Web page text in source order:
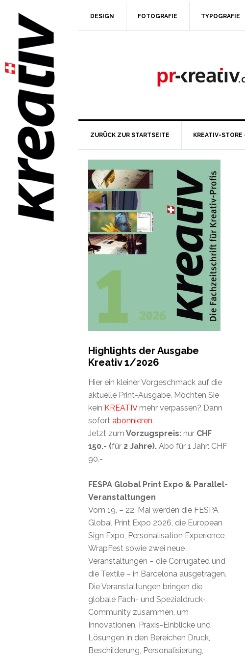
DESIGN FOTOGRAFIE TYPOGRAFIE
ZURÜCK ZUR STARTSEITE KREATIV-
Highlights der Ausgabe
Kreativ 1/2026
Hier ein kleiner Vorgeschmack auf die
aktuelle Print-Ausgabe. Möchten Sie
kein KREATIVmehr verpassen? Dann
sofort abonnieren.
Jetzt zum Vorzugspreis: nur CHF
150.- (für 2 Jahre). Abo für 1 Jahr: CHF
90.-
FESPA Global Print Expo & Parallel-
Veranstaltungen
Vom 19. – 22. Mai werden die FESPA
Global Print Expo 2026, die European
Sign Expo, Personalisation Experience,
WrapFest sowie zwei neue
Veranstaltungen – die Corrugated und
die Textile – in Barcelona ausgetragen.
Die Veranstaltungen bringen die
globale Fach- und Spezialdruck-
Community zusammen, um
Innovationen, Praxis-Einblicke und
Lösungen in den Bereichen Druck,
Beschilderung, Personalisierung,